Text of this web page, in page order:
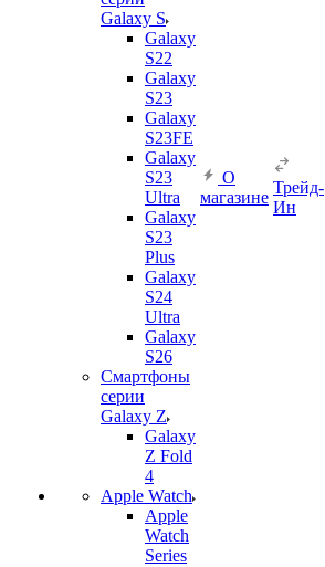
Galaxy S
Galaxy
S22
Galaxy
S23
Galaxy
S23FE
Galaxy
S23
Ultra
Galaxy
S23
Plus
Galaxy
S24
Ultra
Galaxy
S26
Смартфоны
серии
Galaxy Z
Galaxy
Z Fold
4
Apple Watch
Apple
Watch
Series
О
магазине
Трейд-
Ин